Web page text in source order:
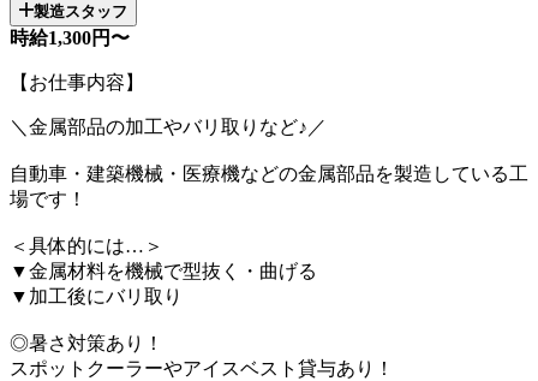
製造スタッフ
時給1,300円〜
【お仕事内容】
＼金属部品の加工やバリ取りなど♪／
自動車・建築機械・医療機などの金属部品を製造している工
場です！
＜具体的には…＞
▼金属材料を機械で型抜く・曲げる
▼加工後にバリ取り
◎暑さ対策あり！
スポットクーラーやアイスベスト貸与あり！